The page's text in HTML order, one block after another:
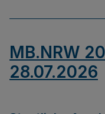
MB.NRW
28.07.2026